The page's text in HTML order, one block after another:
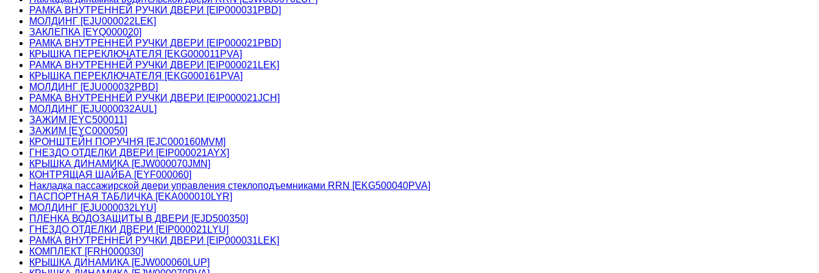
РАМКА ВНУТРЕННЕЙ РУЧКИ ДВЕРИ [EIP000031PBD]
МОЛДИНГ [EJU000022LEK]
ЗАКЛЕПКА [EYQ000020]
РАМКА ВНУТРЕННЕЙ РУЧКИ ДВЕРИ [EIP000021PBD]
КРЫШКА ПЕРЕКЛЮЧАТЕЛЯ [EKG000011PVA]
РАМКА ВНУТРЕННЕЙ РУЧКИ ДВЕРИ [EIP000021LEK]
КРЫШКА ПЕРЕКЛЮЧАТЕЛЯ [EKG000161PVA]
МОЛДИНГ [EJU000032PBD]
РАМКА ВНУТРЕННЕЙ РУЧКИ ДВЕРИ [EIP000021JCH]
МОЛДИНГ [EJU000032AUL]
ЗАЖИМ [EYC500011]
ЗАЖИМ [EYC000050]
КРОНШТЕЙН ПОРУЧНЯ [EJC000160MVM]
ГНЕЗДО ОТДЕЛКИ ДВЕРИ [EIP000021AYX]
КРЫШКА ДИНАМИКА [EJW000070JMN]
КОНТРЯЩАЯ ШАЙБА [EYF000060]
Накладка пассажирской двери управления стеклоподъемниками RRN [EKG500040PVA]
ПАСПОРТНАЯ ТАБЛИЧКА [EKA000010LYR]
МОЛДИНГ [EJU000032LYU]
ПЛЕНКА ВОДОЗАЩИТЫ В ДВЕРИ [EJD500350]
ГНЕЗДО ОТДЕЛКИ ДВЕРИ [EIP000021LYU]
РАМКА ВНУТРЕННЕЙ РУЧКИ ДВЕРИ [EIP000031LEK]
КОМПЛЕКТ [FRH000030]
КРЫШКА ДИНАМИКА [EJW000060LUP]